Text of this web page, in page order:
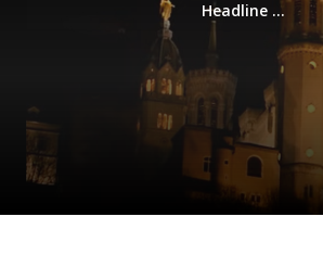
Headline ...